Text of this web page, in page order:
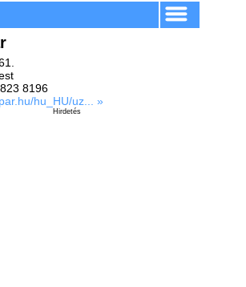
8196
hu_HU/uz... »
Hirdetés